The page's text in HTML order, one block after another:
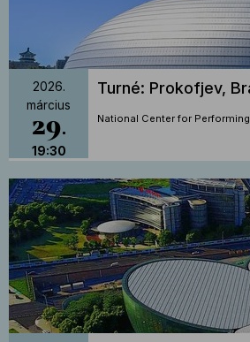
2026.
március
29
19:30
Turné: Prokofjev,
National Center for